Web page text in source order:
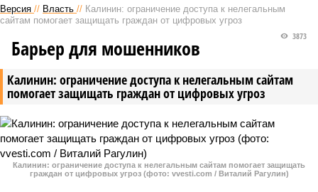
Версия // Власть // Калинин: ограничение доступа к нелегальным
сайтам помогает защищать граждан от цифровых угроз
Калинин: ограничение доступа к нелегальным сайтам
помогает защищать граждан от цифровых угроз
3873
Барьер для мошенников
Калинин: ограничение доступа к нелегальным сайтам помогает защищать
граждан от цифровых угроз (фото: vvesti.com / Виталий Рагулин)